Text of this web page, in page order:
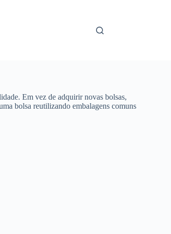
Em vez de adquirir novas bolsas,
bolsa reutilizando embalagens comuns